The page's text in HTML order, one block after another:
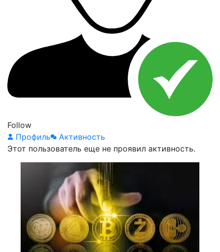
Follow
Профиль
Активность
Этот пользователь еще не проявил активность.